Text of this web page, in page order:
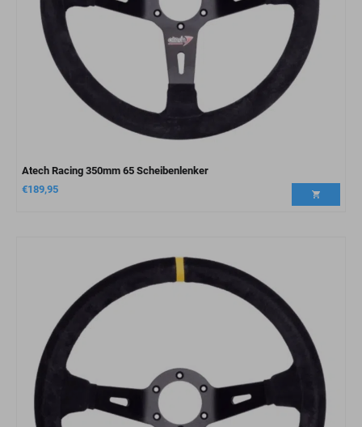
Atech Racing 350mm 65 Scheibenlenker
€189,95